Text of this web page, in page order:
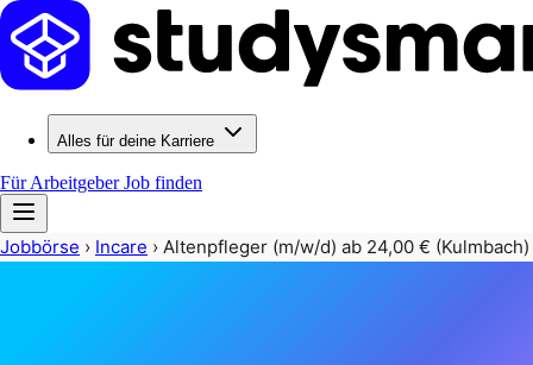
Alles für deine Karriere
Für ArbeitgeberJob finden
Jobbörse › Incare › Altenpfleger (m/w/d) ab 24,00 € (Kulmbach)